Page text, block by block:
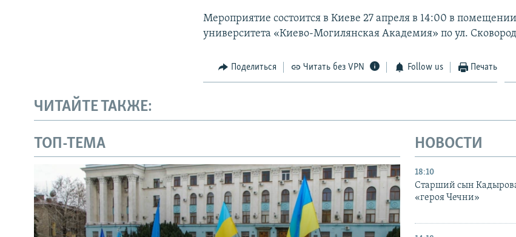
Мероприятие состоится в Киеве 27 апреля в 14:00 в
университета «Киево-Могилянская Академия» по ул.
Поделиться Читать без VPN Follow us Печать
ЧИТАЙТЕ ТАКЖЕ:
ТОП-ТЕМА НОВОСТИ
18:10
Старший сын
«героя Чечни»